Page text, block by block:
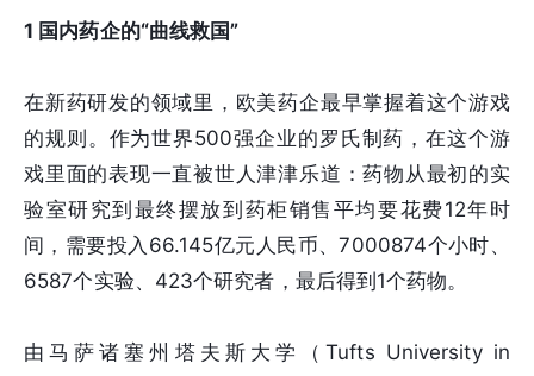
1 国内药企的“曲线救国”
在新药研发的领域里，欧美药企最早掌握着这个游戏
的规则。作为世界500强企业的罗氏制药，在这个游
戏里面的表现一直被世人津津乐道：药物从最初的实
验室研究到最终摆放到药柜销售平均要花费12年时
间，需要投入66.145亿元人民币、7000874个小时、
6587个实验、423个研究者，最后得到1个药物。
由马萨诸塞州塔夫斯大学（Tufts University in